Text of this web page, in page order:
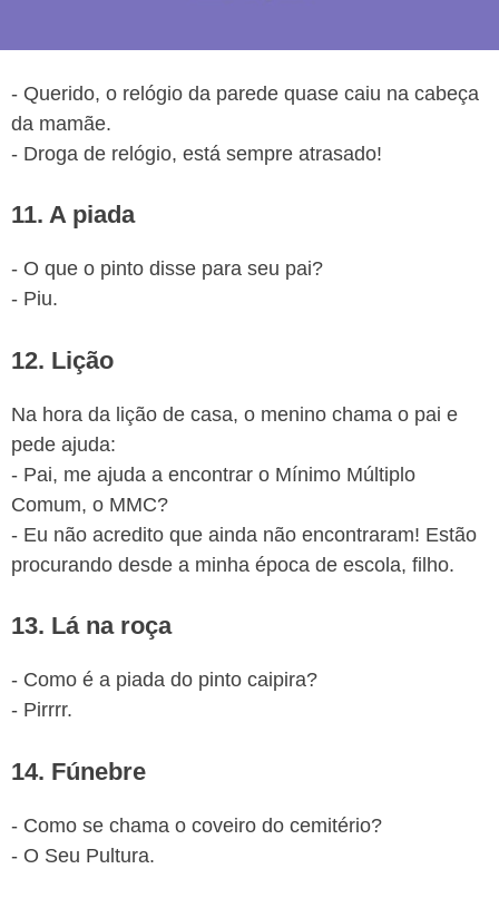
- Querido, o relógio da parede quase caiu na cabeça
da mamãe.
- Droga de relógio, está sempre atrasado!
11. A piada
- O que o pinto disse para seu pai?
- Piu.
12. Lição
Na hora da lição de casa, o menino chama o pai e
pede ajuda:
- Pai, me ajuda a encontrar o Mínimo Múltiplo
Comum, o MMC?
- Eu não acredito que ainda não encontraram! Estão
procurando desde a minha época de escola, filho.
13. Lá na roça
- Como é a piada do pinto caipira?
- Pirrrr.
14. Fúnebre
- Como se chama o coveiro do cemitério?
- O Seu Pultura.